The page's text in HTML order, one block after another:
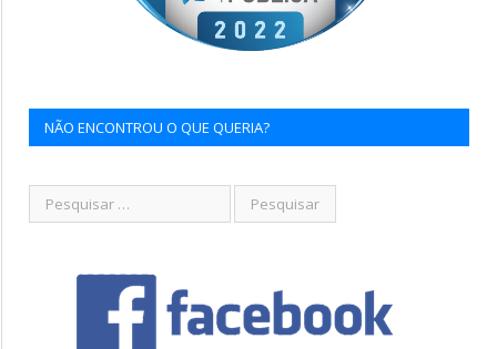
NÃO ENCONTROU O QUE QUERIA?